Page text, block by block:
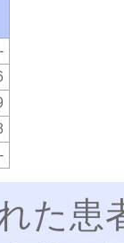
‐
‐
た患